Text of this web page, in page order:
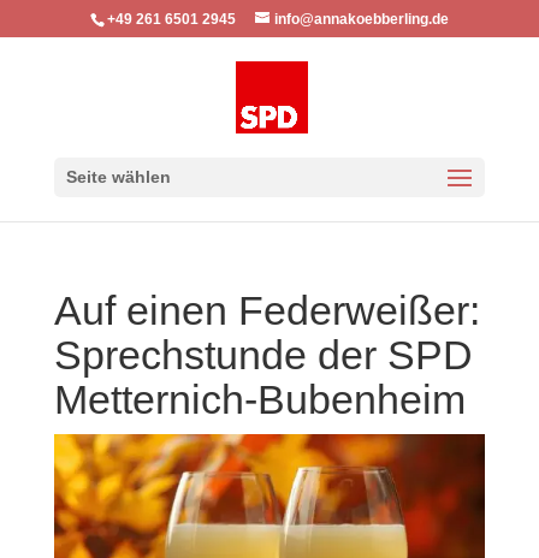
+49 261 6501 2945 info@annakoebberling.de
Seite wählen
Auf einen Federweißer:
Sprechstunde der SPD
Metternich-Bubenheim